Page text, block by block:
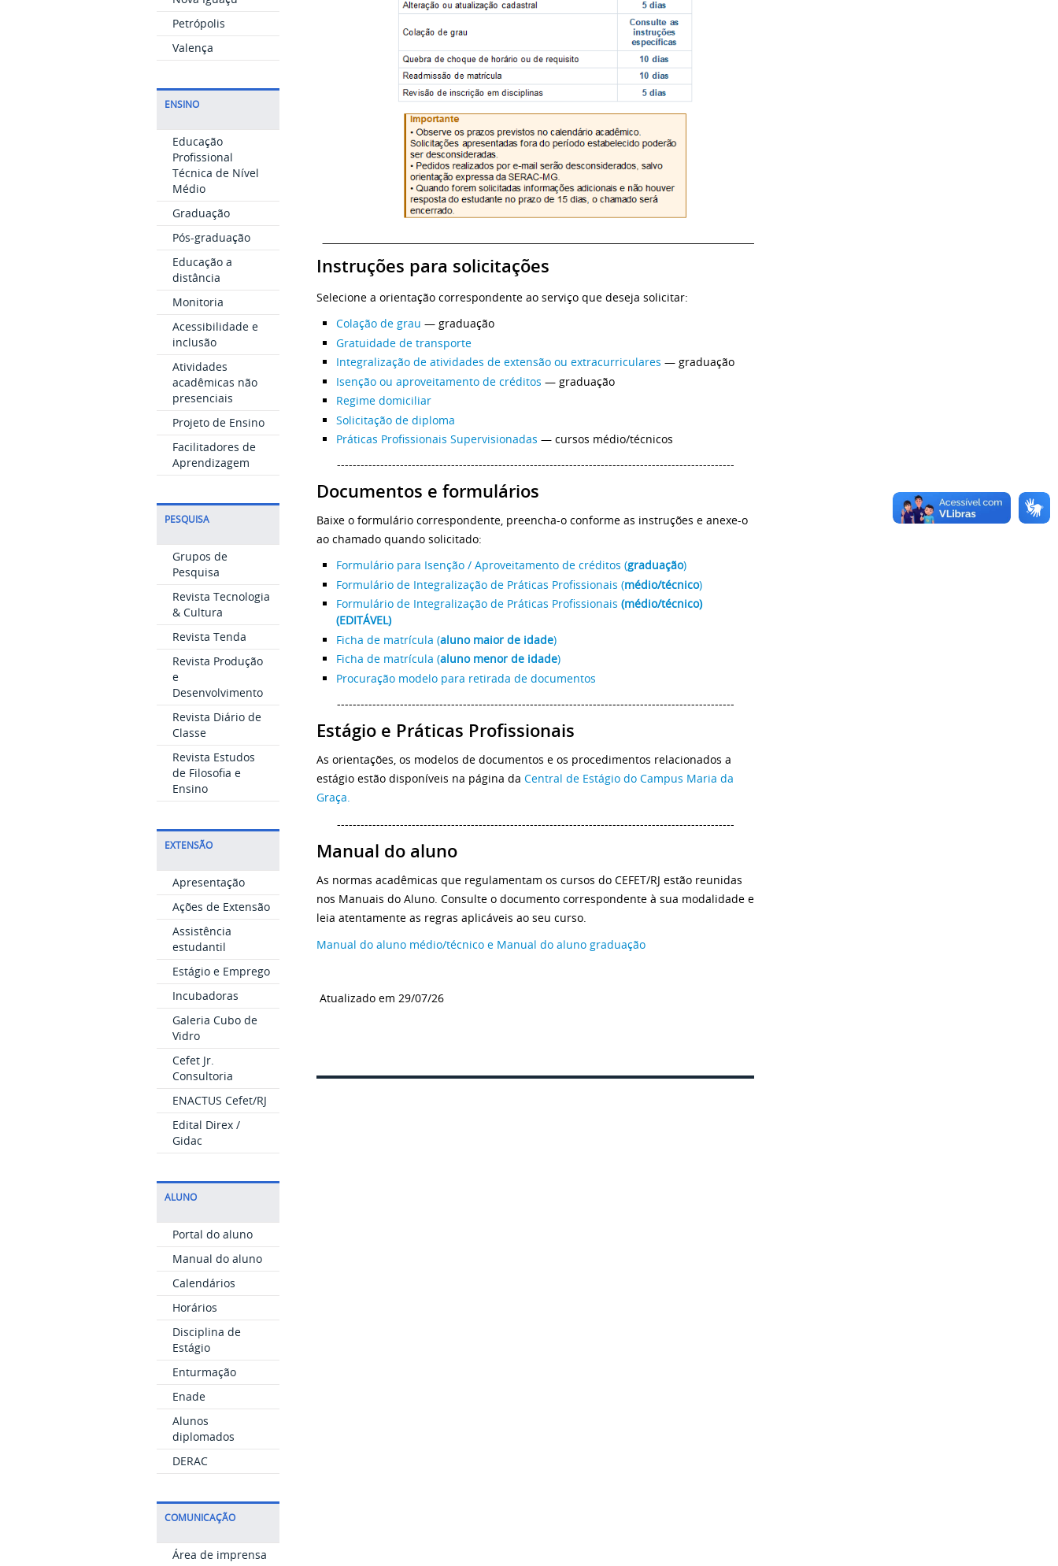
Petrópolis
Valença
ENSINO
Educação
Profissional
Técnica de Nível
Médio
Graduação
Pós-graduação
Educação a
distância
Monitoria
Acessibilidade e
inclusão
Atividades
acadêmicas não
presenciais
Projeto de Ensino
Facilitadores de
Aprendizagem
PESQUISA
Grupos de
Pesquisa
Revista Tecnologia
& Cultura
Revista Tenda
Revista Produção
e
Desenvolvimento
Revista Diário de
Classe
Revista Estudos
de Filosofia e
Ensino
EXTENSÃO
Apresentação
Ações de Extensão
Assistência
estudantil
Estágio e Emprego
Incubadoras
Galeria Cubo de
Vidro
Cefet Jr.
Consultoria
ENACTUS Cefet/RJ
Edital Direx /
Gidac
ALUNO
Portal do aluno
Manual do aluno
Calendários
Horários
Disciplina de
Estágio
Enturmação
Enade
Alunos
diplomados
DERAC
COMUNICAÇÃO
Área de imprensa
Instruções para solicitações
Selecione a orientação correspondente ao serviço que deseja solicitar:
Colação de grau — graduação
Gratuidade de transporte
Integralização de atividades de extensão ou extracurriculares — graduação
Isenção ou aproveitamento de créditos — graduação
Regime domiciliar
Solicitação de diploma
Práticas Profissionais Supervisionadas — cursos médio/técnicos
-----------------------------------------------------------------------------------------------------
Documentos e formulários
Baixe o formulário correspondente, preencha-o conforme as instruções e anexe-o
ao chamado quando solicitado:
Formulário para Isenção / Aproveitamento de créditos (graduação)
Formulário de Integralização de Práticas Profissionais (médio/técnico)
Formulário de Integralização de Práticas Profissionais (médio/técnico)
(EDITÁVEL)
Ficha de matrícula (aluno maior de idade)
Ficha de matrícula (aluno menor de idade)
Procuração modelo para retirada de documentos
-----------------------------------------------------------------------------------------------------
Estágio e Práticas Profissionais
As orientações, os modelos de documentos e os procedimentos relacionados a
estágio estão disponíveis na página da Central de Estágio do Campus Maria da
Graça.
-----------------------------------------------------------------------------------------------------
Manual do aluno
As normas acadêmicas que regulamentam os cursos do CEFET/RJ estão reunidas
nos Manuais do Aluno. Consulte o documento correspondente à sua modalidade e
leia atentamente as regras aplicáveis ao seu curso.
Manual do aluno médio/técnico e Manual do aluno graduação
Atualizado em 29/07/26